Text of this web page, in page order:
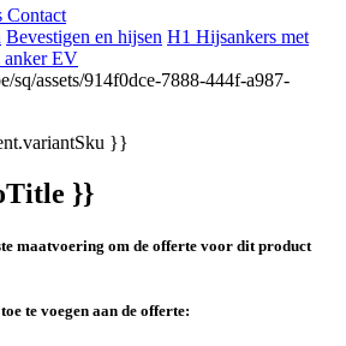
Contact
Bevestigen en hijsen H1 Hijsankers met
EV
}}
}}
maatvoering om de offerte voor dit product
te voegen aan de offerte: